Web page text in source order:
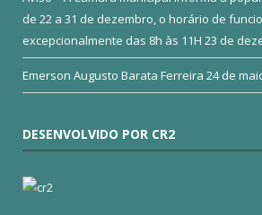
de 22 a 31 de dezembro, o horário de
excepcionalmente das 8h às 11H 23 de
Emerson Augusto Barata Ferreira 24 de
DESENVOLVIDO POR CR2